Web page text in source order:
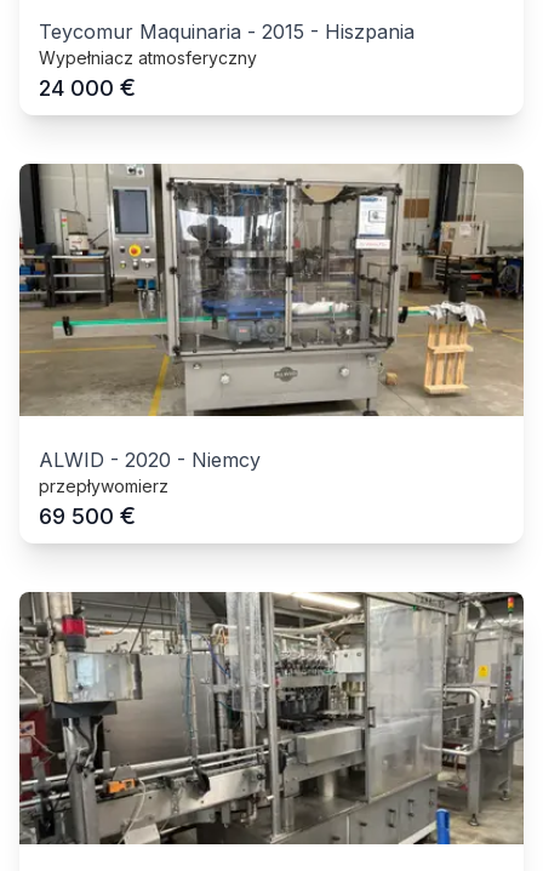
Teycomur Maquinaria - 2015 - Hiszpania
Wypełniacz atmosferyczny
24 000 €
ALWID - 2020 - Niemcy
przepływomierz
69 500 €